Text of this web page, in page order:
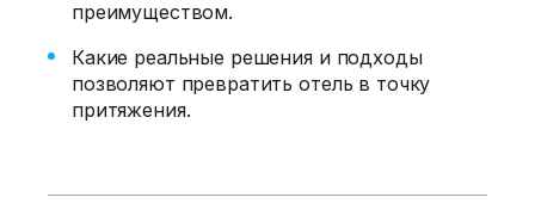
преимуществом.
Какие реальные решения и подходы
позволяют превратить отель в точку
притяжения.